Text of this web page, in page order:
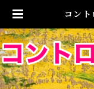
コン
アイリ
リ